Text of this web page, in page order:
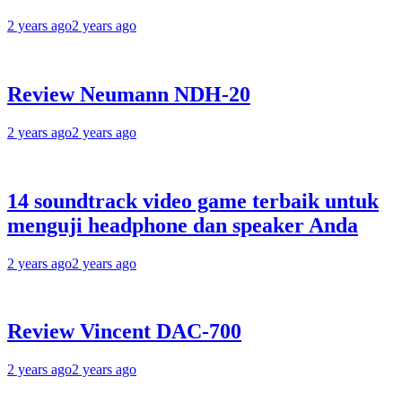
2 years ago2 years ago
Review Neumann NDH-20
2 years ago2 years ago
14 soundtrack video game terbaik untuk
menguji headphone dan speaker Anda
2 years ago2 years ago
Review Vincent DAC-700
2 years ago2 years ago